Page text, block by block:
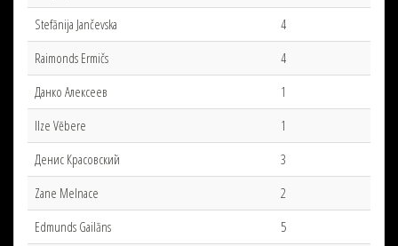
Stefānija Jančevska
4
Raimonds Ermičs
4
Данко Алексеев
1
Ilze Vēbere
1
Денис Красовский
3
Zane Melnace
2
Edmunds Gailāns
5